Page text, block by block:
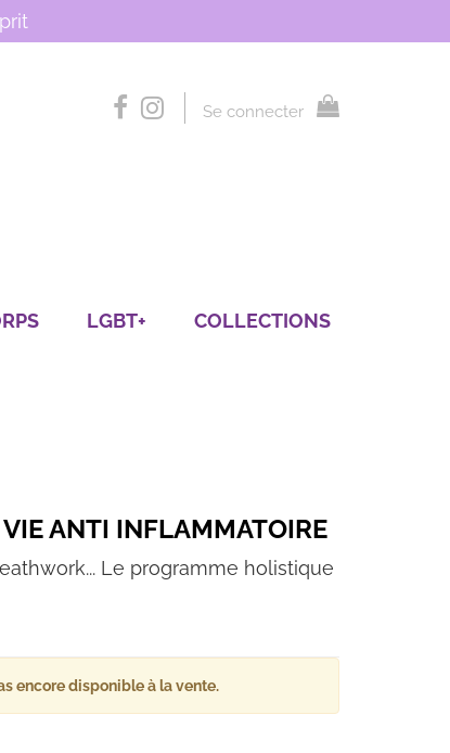
Se connecter
LGBT+
COLLECTIONS
ANTI INFLAMMATOIRE
Le programme holistique
encore disponible à la vente.